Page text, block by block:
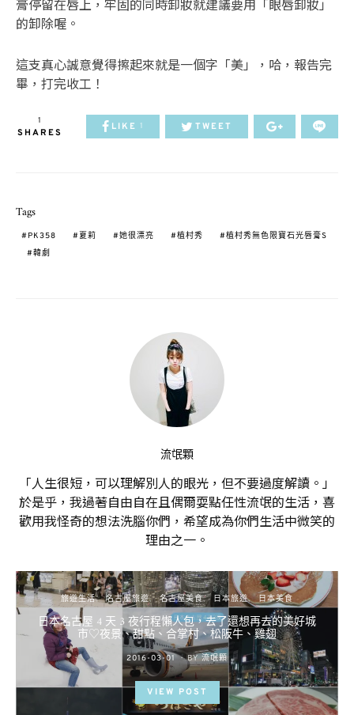
膏停留在唇上，牢固的同時卸妝就建議要用「眼唇卸妝」
的卸除喔。
這支真心誠意覺得擦起來就是一個字「美」，哈，報告完
畢，打完收工！
1
SHARES
LIKE 1 TWEET
Tags
PK358 夏莉 她很漂亮 植村秀
植村秀無色限寶石光唇膏S
韓劇
流氓顆
「人生很短，可以理解別人的眼光，但不要過度解讀。」
於是乎，我過著自由自在且偶爾耍點任性流氓的生活，喜
歡用我怪奇的想法洗腦你們，希望成為你們生活中微笑的
理由之一。
旅遊生活 名古屋旅遊 名古屋美食 日本旅遊 日本美食
日本名古屋 4 天 3 夜行程懶人包，去了還想再去的美好城
市♡夜景、甜點、合掌村、松阪牛、雞翅
POSTED
ON
2016-03-01 BY 流氓顆
VIEW POST